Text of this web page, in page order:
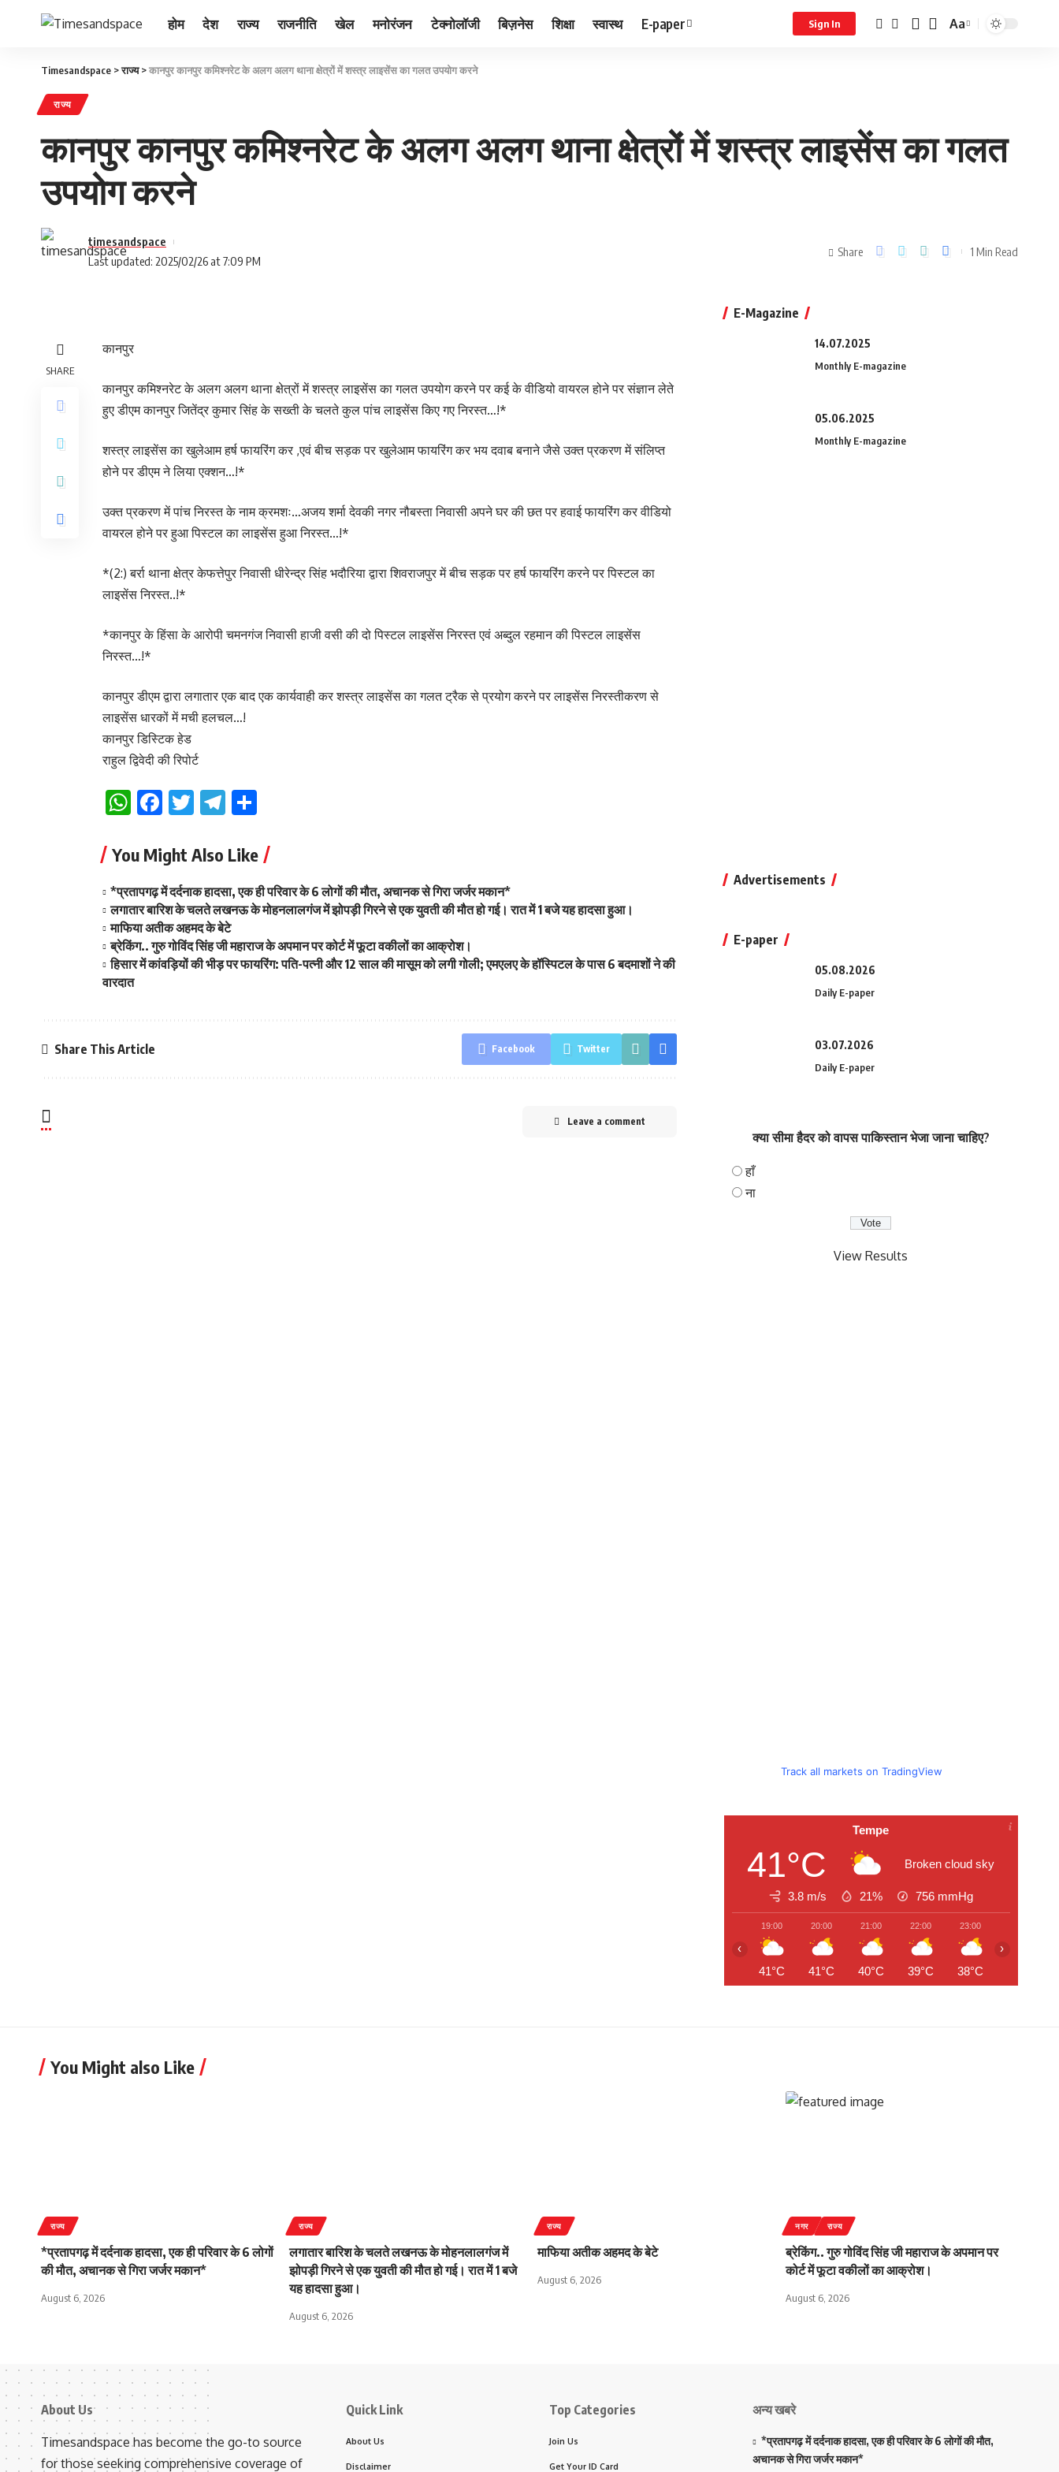
होम देश राज्य राजनीति खेल मनोरंजन टेक्नोलॉजी बिज़नेस शिक्षा स्वास्थ E-paper Sign In Aa
Timesandspace >राज्य>कानपुर कानपुर कमिश्नरेट के अलग अलग थाना क्षेत्रों में शस्त्र लाइसेंस का गलत उपयोग करने
राज्य
कानपुर कानपुर कमिश्नरेट के अलग अलग थाना क्षेत्रों में शस्त्र लाइसेंस का गलत
उपयोग करने
Last updated: 2025/02/26 at 7:09 PM
timesandspace
Share 1 Min Read
SHARE
कानपुर
कानपुर कमिश्नरेट के अलग अलग थाना क्षेत्रों में शस्त्र लाइसेंस का गलत उपयोग करने पर कई के वीडियो वायरल होने पर संज्ञान लेते
हुए डीएम कानपुर जितेंद्र कुमार सिंह के सख्ती के चलते कुल पांच लाइसेंस किए गए निरस्त…!*
शस्त्र लाइसेंस का खुलेआम हर्ष फायरिंग कर ,एवं बीच सड़क पर खुलेआम फायरिंग कर भय दवाब बनाने जैसे उक्त प्रकरण में संलिप्त
होने पर डीएम ने लिया एक्शन…!*
उक्त प्रकरण में पांच निरस्त के नाम क्रमशः…अजय शर्मा देवकी नगर नौबस्ता निवासी अपने घर की छत पर हवाई फायरिंग कर वीडियो
वायरल होने पर हुआ पिस्टल का लाइसेंस हुआ निरस्त…!*
*(2:) बर्रा थाना क्षेत्र केफत्तेपुर निवासी धीरेन्द्र सिंह भदौरिया द्वारा शिवराजपुर में बीच सड़क पर हर्ष फायरिंग करने पर पिस्टल का
लाइसेंस निरस्त..!*
*कानपुर के हिंसा के आरोपी चमनगंज निवासी हाजी वसी की दो पिस्टल लाइसेंस निरस्त एवं अब्दुल रहमान की पिस्टल लाइसेंस
निरस्त…!*
कानपुर डीएम द्वारा लगातार एक बाद एक कार्यवाही कर शस्त्र लाइसेंस का गलत ट्रैक से प्रयोग करने पर लाइसेंस निरस्तीकरण से
लाइसेंस धारकों में मची हलचल…!
कानपुर डिस्टिक हेड
राहुल द्विवेदी की रिपोर्ट
WhatsApp
Facebook
TwitterTelegram
You Might Also Like
*प्रतापगढ़ में दर्दनाक हादसा, एक ही परिवार के 6 लोगों की मौत, अचानक से गिरा जर्जर मकान*
लगातार बारिश के चलते लखनऊ के मोहनलालगंज में झोपड़ी गिरने से एक युवती की मौत हो गई। रात में 1 बजे यह हादसा हुआ।
माफिया अतीक अहमद के बेटे
ब्रेकिंग.. गुरु गोविंद सिंह जी महाराज के अपमान पर कोर्ट में फूटा वकीलों का आक्रोश।
हिसार में कांवड़ियों की भीड़ पर फायरिंग: पति-पत्नी और 12 साल की मासूम को लगी गोली; एमएलए के हॉस्पिटल के पास 6 बदमाशों ने की
वारदात
Share This Article Facebook Twitter
Leave a comment
E-Magazine
14.07.2025
Monthly E-magazine
05.06.2025
Monthly E-magazine
Advertisements
E-paper
05.08.2026
Daily E-paper
03.07.2026
Daily E-paper
क्या सीमा हैदर को वापस पाकिस्तान भेजा जाना चाहिए?
हाँ
ना
View Results
Track all markets on TradingView
Tempe
41°C Broken cloud sky
3.8 m/s 21% 756 mmHg
19:00
41°C
20:00
41°C
21:00
40°C
22:00
39°C
23:00
38°C
‹ ›
You Might also Like
राज्य
*प्रतापगढ़ में दर्दनाक हादसा, एक ही परिवार के 6 लोगों
की मौत, अचानक से गिरा जर्जर मकान*
August 6, 2026
राज्य
लगातार बारिश के चलते लखनऊ के मोहनलालगंज में
झोपड़ी गिरने से एक युवती की मौत हो गई। रात में 1 बजे
यह हादसा हुआ।
August 6, 2026
राज्य
माफिया अतीक अहमद के बेटे
August 6, 2026
नगर राज्य
ब्रेकिंग.. गुरु गोविंद सिंह जी महाराज के अपमान पर
कोर्ट में फूटा वकीलों का आक्रोश।
August 6, 2026
About Us
Timesandspace has become the go-to source
for those seeking comprehensive coverage of
Quick Link
About Us
Disclaimer
Top Categories
Join Us
Get Your ID Card
अन्य खबरे
*प्रतापगढ़ में दर्दनाक हादसा, एक ही परिवार के 6 लोगों की मौत,
अचानक से गिरा जर्जर मकान*